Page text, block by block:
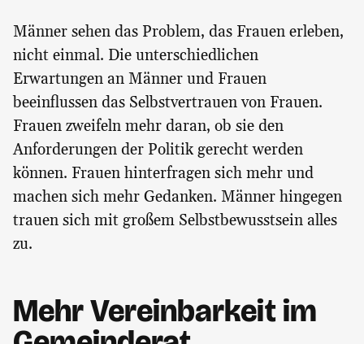
Männer sehen das Problem, das Frauen erleben,
nicht einmal. Die unterschiedlichen
Erwartungen an Männer und Frauen
beeinflussen das Selbstvertrauen von Frauen.
Frauen zweifeln mehr daran, ob sie den
Anforderungen der Politik gerecht werden
können. Frauen hinterfragen sich mehr und
machen sich mehr Gedanken. Männer hingegen
trauen sich mit großem Selbstbewusstsein alles
zu.
Mehr Vereinbarkeit im